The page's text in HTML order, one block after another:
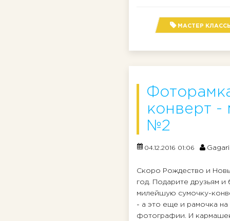
МАСТЕР
конверт -
№2
04.12.2016 01:06
Скоро Рождество и
год. Подарите друзьям и
милейшую сумочку-
- а это еще и рамочка на
фотографии. И